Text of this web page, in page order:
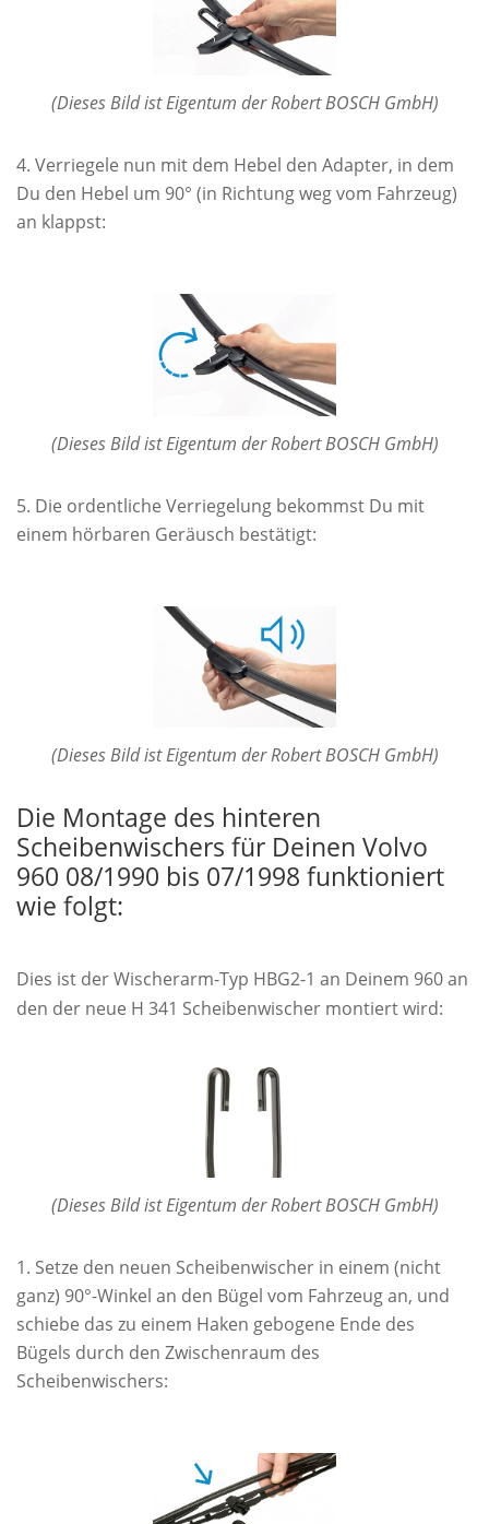
(Dieses Bild ist Eigentum der Robert BOSCH GmbH)
Verriegele nun mit dem Hebel den Adapter, in dem
Du den Hebel um 90° (in Richtung weg vom Fahrzeug)
an klappst:
(Dieses Bild ist Eigentum der Robert BOSCH GmbH)
Die ordentliche Verriegelung bekommst Du mit
einem hörbaren Geräusch bestätigt:
(Dieses Bild ist Eigentum der Robert BOSCH GmbH)
Die Montage des hinteren
Scheibenwischers für Deinen Volvo
960 08/1990 bis 07/1998 funktioniert
wie folgt:
Dies ist der Wischerarm-Typ HBG2-1 an Deinem 960 an
den der neue H 341 Scheibenwischer montiert wird:
(Dieses Bild ist Eigentum der Robert BOSCH GmbH)
Setze den neuen Scheibenwischer in einem (nicht
ganz) 90°-Winkel an den Bügel vom Fahrzeug an, und
schiebe das zu einem Haken gebogene Ende des
Bügels durch den Zwischenraum des
Scheibenwischers: